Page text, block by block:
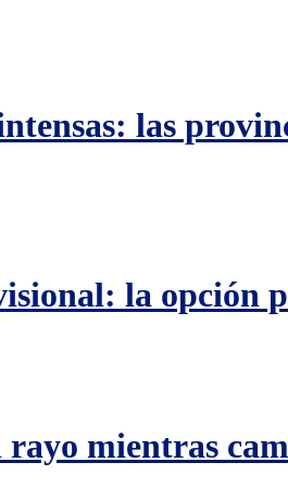
las
la opción
mientras